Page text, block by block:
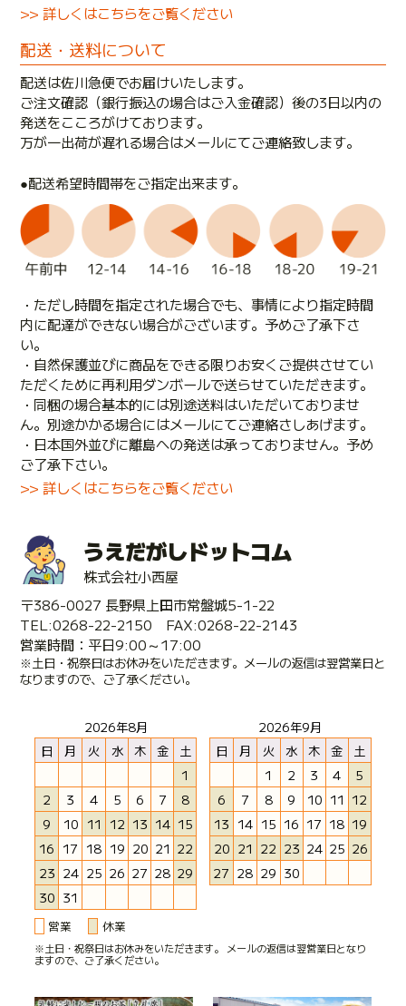
>> 詳しくはこちらをご覧ください
配送・送料について
配送は佐川急便でお届けいたします。
ご注文確認（銀行振込の場合はご入金確認）後の3日以内の
発送をこころがけております。
万が一出荷が遅れる場合はメールにてご連絡致します。
●配送希望時間帯をご指定出来ます。
・ただし時間を指定された場合でも、事情により指定時間
内に配達ができない場合がございます。予めご了承下さ
い。
・自然保護並びに商品をできる限りお安くご提供させてい
ただくために再利用ダンボールで送らせていただきます。
・同梱の場合基本的には別途送料はいただいておりませ
ん。別途かかる場合にはメールにてご連絡さしあげます。
・日本国外並びに離島への発送は承っておりません。予め
ご了承下さい。
>> 詳しくはこちらをご覧ください
うえだがしドットコム
株式会社小西屋
〒386-0027 長野県上田市常盤城5-1-22
TEL:0268-22-2150 FAX:0268-22-2143
営業時間：平日9:00～17:00
※土日・祝祭日はお休みをいただきます。メールの返信は翌営業日と
なりますので、ご了承ください。
2026年8月
日
月 火 水 木 金
土
1
2
3 4 5 6 7
8
9
10 11 12 13 14 15
16 17 18 19 20 21 22
23 24 25 26 27 28 29
30 31
2026年9月
日
月 火 水 木 金
土
1
2 3 4
5
6
7 8 9 10 11 12
13 14 15 16 17 18 19
20 21 22 23 24 25 26
27 28 29 30
営業 休業
※土日・祝祭日はお休みをいただきます。 メールの返信は翌営業日となり
ますので、ご了承ください。